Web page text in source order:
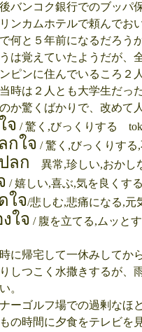
バンコク銀行でのブッパ
ンカムホテルで頼んでお
何と５年前になるだろう
は覚えていたようだが、
ピンに住んでいるころ２
時は２人とも大学生だっ
か驚くばかりで、改めて
จ / 驚く,びっくりする
กใจ / 驚く,びっくりす
ลก 異常,珍しい,おかし
/ 嬉しい,喜ぶ,気を良くす
ใจ/悲しむ,悲痛になる,元
ใจ / 腹を立てる,ムッと
に帰宅して一休みしてか
しつこく水撒きするが、
。
ーゴルフ場での過剰なほ
の時間に夕食をテレビを